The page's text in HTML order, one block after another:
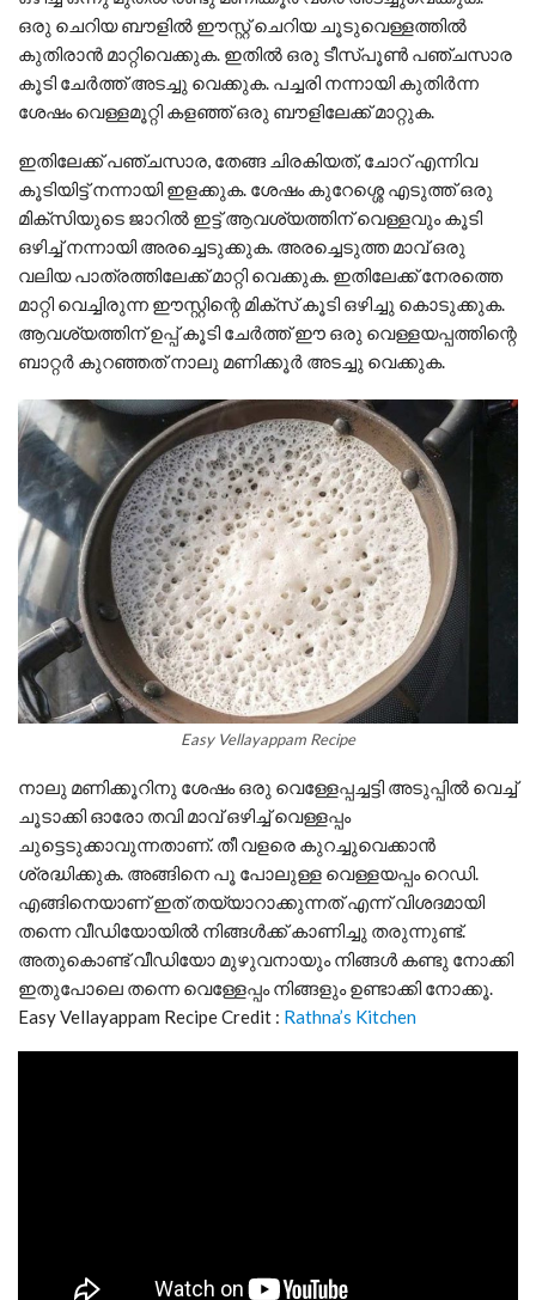
ഒരു ചെറിയ ബൗളിൽ ഈസ്റ്റ് ചെറിയ ചൂടുവെള്ളത്തിൽ
കുതിരാൻ മാറ്റിവെക്കുക. ഇതിൽ ഒരു ടീസ്പൂൺ പഞ്ചസാര
കൂടി ചേർത്ത് അടച്ചു വെക്കുക. പച്ചരി നന്നായി കുതിർന്ന
ശേഷം വെള്ളമൂറ്റി കളഞ്ഞ് ഒരു ബൗളിലേക്ക് മാറ്റുക.
ഇതിലേക്ക് പഞ്ചസാര, തേങ്ങ ചിരകിയത്, ചോറ് എന്നിവ
കൂടിയിട്ട് നന്നായി ഇളക്കുക. ശേഷം കുറേശ്ശെ എടുത്ത് ഒരു
മിക്സിയുടെ ജാറിൽ ഇട്ട് ആവശ്യത്തിന് വെള്ളവും കൂടി
ഒഴിച്ച് നന്നായി അരച്ചെടുക്കുക. അരച്ചെടുത്ത മാവ് ഒരു
വലിയ പാത്രത്തിലേക്ക് മാറ്റി വെക്കുക. ഇതിലേക്ക് നേരത്തെ
മാറ്റി വെച്ചിരുന്ന ഈസ്റ്റിന്റെ മിക്സ് കൂടി ഒഴിച്ചു കൊടുക്കുക.
ആവശ്യത്തിന് ഉപ്പ് കൂടി ചേർത്ത് ഈ ഒരു വെള്ളയപ്പത്തിന്റെ
ബാറ്റർ കുറഞ്ഞത് നാലു മണിക്കൂർ അടച്ചു വെക്കുക.
Easy Vellayappam Recipe
നാലു മണിക്കൂറിനു ശേഷം ഒരു വെള്ളേപ്പച്ചട്ടി അടുപ്പിൽ വെച്ച്
ചൂടാക്കി ഓരോ തവി മാവ് ഒഴിച്ച് വെള്ളപ്പം
ചുട്ടെടുക്കാവുന്നതാണ്. തീ വളരെ കുറച്ചുവെക്കാൻ
ശ്രദ്ധിക്കുക. അങ്ങിനെ പൂ പോലുള്ള വെള്ളയപ്പം റെഡി.
എങ്ങിനെയാണ് ഇത് തയ്യാറാക്കുന്നത് എന്ന് വിശദമായി
തന്നെ വീഡിയോയിൽ നിങ്ങൾക്ക് കാണിച്ചു തരുന്നുണ്ട്.
അതുകൊണ്ട് വീഡിയോ മുഴുവനായും നിങ്ങൾ കണ്ടു നോക്കി
ഇതുപോലെ തന്നെ വെള്ളേപ്പം നിങ്ങളും ഉണ്ടാക്കി നോക്കൂ.
Easy Vellayappam Recipe Credit : Rathna’s Kitchen